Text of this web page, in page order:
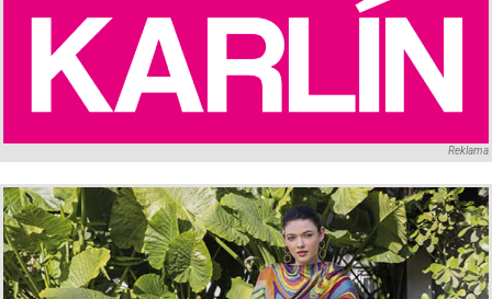
Reklama